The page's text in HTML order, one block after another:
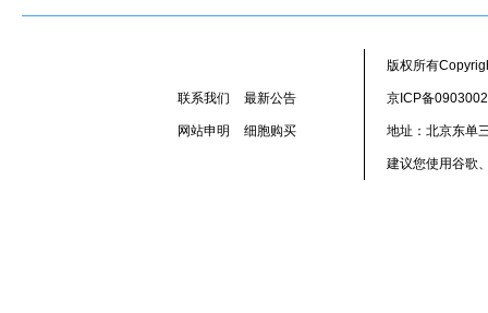
联系我们 最新公告
网站申明 细胞购买
版权所有
京ICP备
地址：北京东单
建议您使用谷歌